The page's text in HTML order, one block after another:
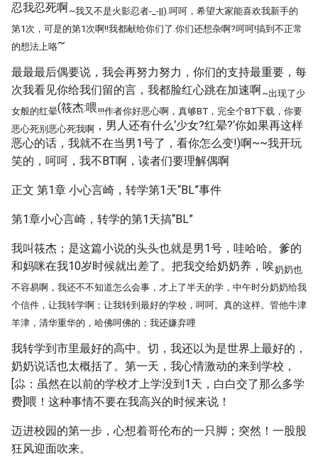
忍我忍死啊~我又不是火影忍者-_-||).呵呵，希望大家能喜欢我新手的
第1次，可是的第1次啊!!我都献给你们了.你们还想杂啊?呵呵!搞到不正常
的想法上咯~
最最最后偶要说，我会再努力努力，你们的支持最重要，每
次我看见你给我们留的言，我都脸红心跳在加速啊~出现了少
女般的红晕(筱杰:喂!!!作者你好恶心啊，真够BT，完全个BT下载，你要
恶心死别恶心死我啊 ，男人还有什么‘少女?红晕?‘你如果再这样
恶心的话，我就不在当男1号了，看你怎么变!)啊~~我开玩
笑的，呵呵，我不BT啊，读者们要理解偶啊
正文 第1章 小心言崎，转学第1天“BL”事件
第1章小心言崎，转学的第1天搞“BL”
我叫筱杰；是这篇小说的头头也就是男1号，哇哈哈。爹的
和妈咪在我10岁时候就出差了。把我交给奶奶养，唉奶奶也
不容易啊，我还不不知道怎么会事，才上了半天的学，中午时分奶奶给我
个信件，让我转学啊；让我转到最好的学校，呵呵。真的这样。管他牛津
羊津，清华重华的，哈佛呵佛的；我还嫌弃哩
我转学到市里最好的高中。切，我还以为是世界上最好的，
奶奶说话也太概括了。第一天，我心情激动的来到学校，
[尛：虽然在以前的学校才上学没到1天，白白交了那么多学
费]喂！这种事情不要在我高兴的时候来说！
迈进校园的第一步，心想着哥伦布的一只脚；突然！一股股
狂风迎面吹来。